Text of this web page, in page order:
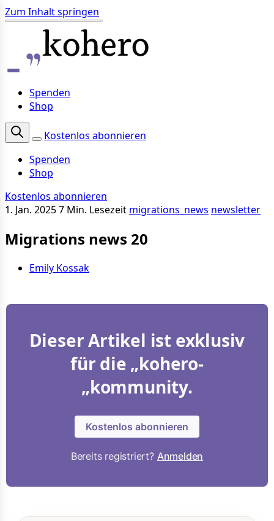
Zum Inhalt springen
Spenden
Shop
Kostenlos abonnieren
Spenden
Shop
Kostenlos abonnieren
1. Jan. 20257 Min. Lesezeit migrations_news newsletter
Migrations news 20
Emily Kossak
Dieser Artikel ist exklusiv
für die „kohero-
„kommunity.
Kostenlos abonnieren
Bereits registriert? Anmelden